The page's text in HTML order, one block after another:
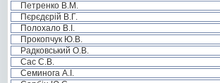
Петренко В.М.
Пєрєдєрій В.Г.
Полохало В.І.
Прокопчук Ю.В.
Радковський О.В.
Сас С.В.
Семинога А.І.